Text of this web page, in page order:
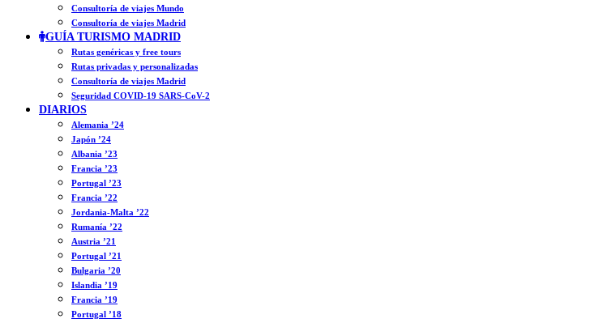
Consultoría de viajes Mundo
Consultoría de viajes Madrid
GUÍA TURISMO MADRID
Rutas genéricas y free tours
Rutas privadas y personalizadas
Consultoría de viajes Madrid
Seguridad COVID-19 SARS-CoV-2
DIARIOS
Alemania ’24
Japón ’24
Albania ’23
Francia ’23
Portugal ’23
Francia ’22
Jordania-Malta ’22
Rumanía ’22
Austria ’21
Portugal ’21
Bulgaria ’20
Islandia ’19
Francia ’19
Portugal ’18